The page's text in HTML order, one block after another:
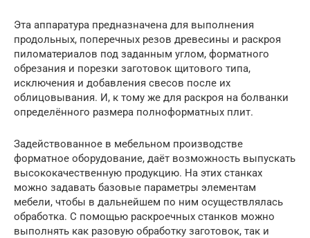
Эта аппаратура предназначена для выполнения
продольных, поперечных резов древесины и раскроя
пиломатериалов под заданным углом, форматного
обрезания и порезки заготовок щитового типа,
исключения и добавления свесов после их
облицовывания. И, к тому же для раскроя на болванки
определённого размера полноформатных плит.
Задействованное в мебельном производстве
форматное оборудование, даёт возможность выпускать
высококачественную продукцию. На этих станках
можно задавать базовые параметры элементам
мебели, чтобы в дальнейшем по ним осуществлялась
обработка. С помощью раскроечных станков можно
выполнять как разовую обработку заготовок, так и